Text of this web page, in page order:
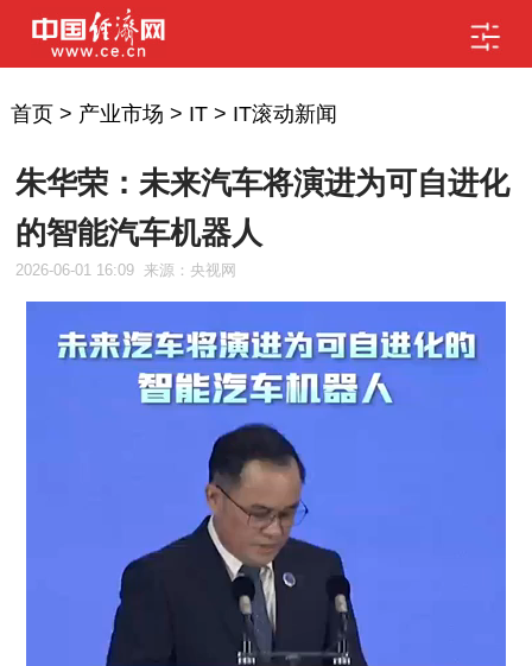
首页> 产业市场 > IT> IT滚动新闻
朱华荣：未来汽车将演进为可自进化
的智能汽车机器人
2026-06-01 16:09 来源：央视网